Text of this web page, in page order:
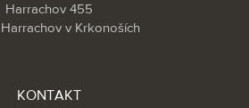
Harrachov 455
v Krkonoších
KONTAKT